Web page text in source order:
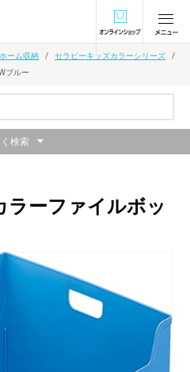
オンラインショ
ホーム収納
セラピーキッズカラーシリーズ
ブルー
ラーファイルボッ
検索